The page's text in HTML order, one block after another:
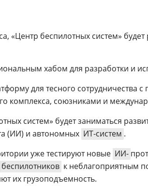
«Центр беспилотных систем»
хабом для разработки и
для тесного сотрудничества
комплекса, союзниками и
систем» будет заниматься
(ИИ) и автономных ИТ-систем .
уже тестируют новые ИИ-
беспилотников к неблагоприятным
их грузоподъемность.